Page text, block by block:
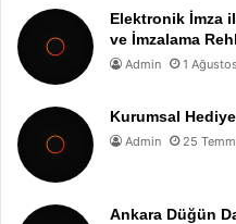
Elektronik İmza
ve İmzalama
Admin 1
Kurumsal
Admin 25
Ankara Düğün